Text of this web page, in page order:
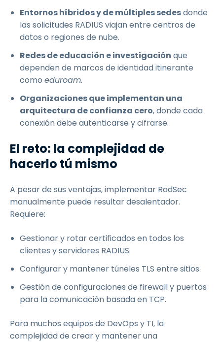
Entornos híbridos y de múltiples sedesdonde
las solicitudes RADIUS viajan entre centros de
datos o regiones de nube.
Redes de educación e investigación que
dependen de marcos de identidad itinerante
como eduroam.
Organizaciones que implementan una
arquitectura de confianza cero, donde cada
conexión debe autenticarse y cifrarse.
El reto: la complejidad de
hacerlo tú mismo
A pesar de sus ventajas, implementar RadSec
manualmente puede resultar desalentador.
Requiere:
Gestionar y rotar certificados en todos los
clientes y servidores RADIUS.
Configurar y mantener túneles TLS entre sitios.
Gestión de configuraciones de firewall y puertos
para la comunicación basada en TCP.
Para muchos equipos de DevOps y TI, la
complejidad de crear y mantener una